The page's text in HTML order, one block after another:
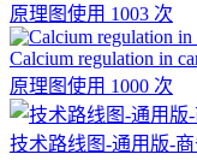
原理图使用 1003 次
Calcium regulation in
原理图使用 1000 次
技术路线图-通用版-